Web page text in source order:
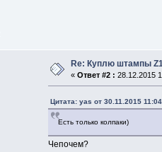
Re: Куплю штампы
«Ответ #2 : 28.12.2015
Цитата: yas от 30.11.2015
Есть только колпаки)
Чепочем?